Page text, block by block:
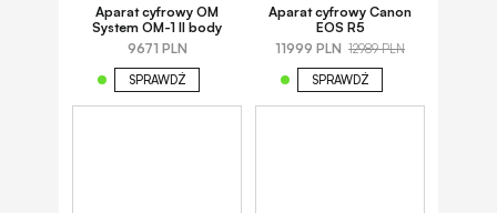
Aparat cyfrowy OM
System OM-1 II body
9671 PLN
SPRAWDŹ
Aparat cyfrowy Canon
EOS R5
11999 PLN 12989 PLN
SPRAWDŹ